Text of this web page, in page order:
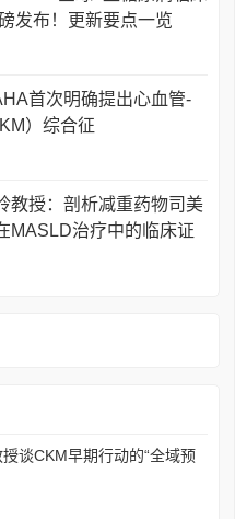
发布！更新要点一览
首次明确提出心血管-
）综合征
教授：剖析减重药物司美
MASLD治疗中的临床证
谈CKM早期行动的“全域预